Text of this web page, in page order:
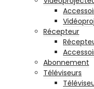
Récepteur
Abonnement
Téléviseurs